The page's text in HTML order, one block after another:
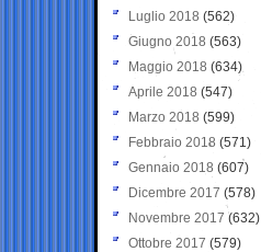
Luglio 2018 (562)
Giugno 2018 (563)
Maggio 2018 (634)
Aprile 2018 (547)
Marzo 2018 (599)
Febbraio 2018 (571)
Gennaio 2018 (607)
Dicembre 2017 (578)
Novembre 2017 (632)
Ottobre 2017 (579)